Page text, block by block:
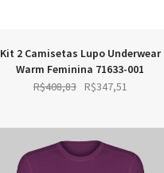
Kit 2 Camisetas Lupo Underwear
Warm Feminina 71633-001
R$408,83
Original
R$408,83.
R$347,51